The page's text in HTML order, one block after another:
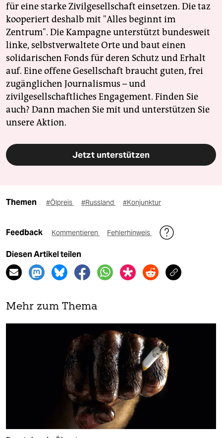
für eine starke Zivilgesellschaft einsetzen. Die taz
kooperiert deshalb mit "Alles beginnt im
Zentrum". Die Kampagne unterstützt bundesweit
linke, selbstverwaltete Orte und baut einen
solidarischen Fonds für deren Schutz und Erhalt
auf. Eine offene Gesellschaft braucht guten, frei
zugänglichen Journalismus – und
zivilgesellschaftliches Engagement. Finden Sie
auch? Dann machen Sie mit und unterstützen Sie
unsere Aktion.
Jetzt unterstützen
Themen #Ölpreis #Russland #Konjunktur
Feedback Kommentieren Fehlerhinweis
Diesen Artikel teilen
Mehr zum Thema